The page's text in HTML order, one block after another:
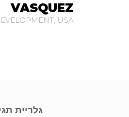
VASQUEZ
USA
גלריית